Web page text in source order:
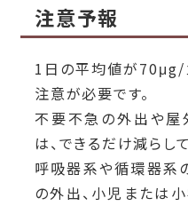
注意予報
1日の平均値が70μg/
注意が必要です。
不要不急の外出や屋
は、できるだけ減らし
呼吸器系や循環器系
の外出、小児または